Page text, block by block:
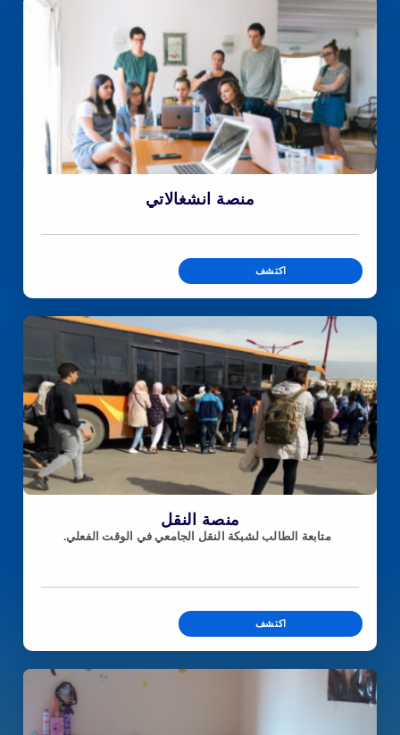
منصة انشغالاتي
اكتشف
منصة النقل
متابعة الطالب لشبكة النقل الجامعي في الوقت الفعلي.
اكتشف